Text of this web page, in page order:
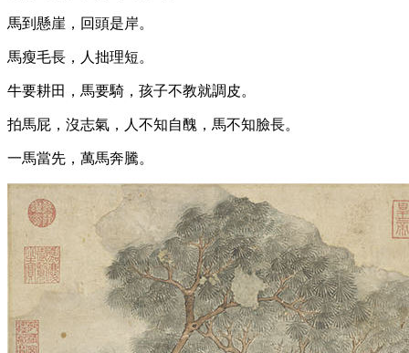
馬到懸崖，回頭是岸。
馬瘦毛長，人拙理短。
牛要耕田，馬要騎，孩子不教就調皮。
拍馬屁，沒志氣，人不知自醜，馬不知臉長。
一馬當先，萬馬奔騰。